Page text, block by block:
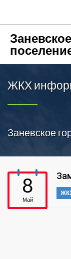
ЖКХ
Заневское
8
Май